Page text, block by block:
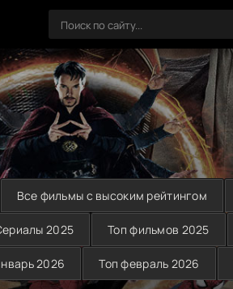
Все фильмы с высоким рейтингом
2025 Топ фильмов 2025
2026 Топ февраль 2026